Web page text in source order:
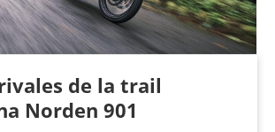
de la trail
Norden 901